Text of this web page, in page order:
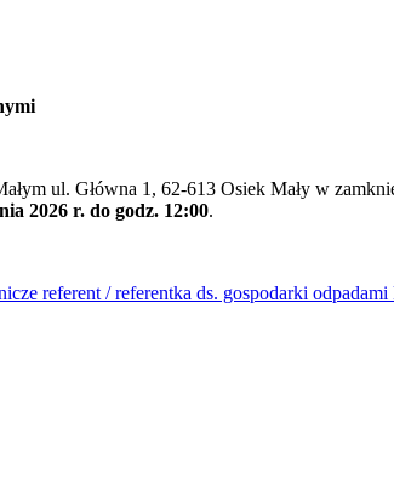
ul. Główna 1, 62-613 Osiek Mały w
2026 r. do godz. 12:00.
referent / referentka ds. gospodarki